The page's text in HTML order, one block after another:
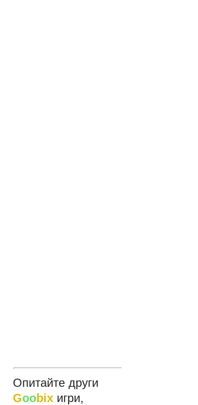
Опитайте други
Goobix игри,